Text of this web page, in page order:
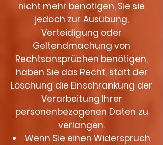
nicht mehr benötigen, Sie sie
jedoch zur Ausübung,
Verteidigung oder
Geltendmachung von
Rechtsansprüchen benötigen,
haben Sie das Recht, statt der
Löschung die Einschränkung der
Verarbeitung Ihrer
personenbezogenen Daten zu
verlangen.
Wenn Sie einen Widerspruch